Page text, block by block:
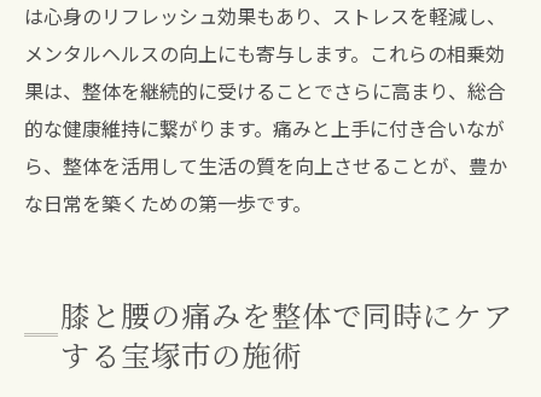
は心身のリフレッシュ効果もあり、ストレスを軽減し、
メンタルヘルスの向上にも寄与します。これらの相乗効
果は、整体を継続的に受けることでさらに高まり、総合
的な健康維持に繋がります。痛みと上手に付き合いなが
ら、整体を活用して生活の質を向上させることが、豊か
な日常を築くための第一歩です。
膝と腰の痛みを整体で同時にケア
する宝塚市の施術